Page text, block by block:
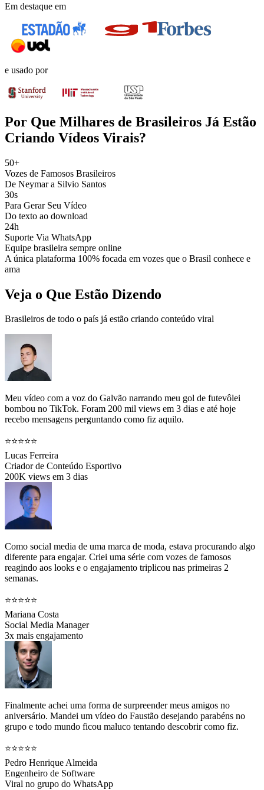
Em destaque em
e usado por
Por Que Milhares de Brasileiros Já Estão
Criando Vídeos Virais?
50+
Vozes de Famosos Brasileiros
De Neymar a Silvio Santos
30s
Para Gerar Seu Vídeo
Do texto ao download
24h
Suporte Via WhatsApp
Equipe brasileira sempre online
A única plataforma 100% focada em vozes que o Brasil conhece e
ama
Veja o Que Estão Dizendo
Brasileiros de todo o país já estão criando conteúdo viral
Meu vídeo com a voz do Galvão narrando meu gol de futevôlei
bombou no TikTok. Foram 200 mil views em 3 dias e até hoje
recebo mensagens perguntando como fiz aquilo.
⭐⭐⭐⭐⭐
Lucas Ferreira
Criador de Conteúdo Esportivo
200K views em 3 dias
Como social media de uma marca de moda, estava procurando algo
diferente para engajar. Criei uma série com vozes de famosos
reagindo aos looks e o engajamento triplicou nas primeiras 2
semanas.
⭐⭐⭐⭐⭐
Mariana Costa
Social Media Manager
3x mais engajamento
Finalmente achei uma forma de surpreender meus amigos no
aniversário. Mandei um vídeo do Faustão desejando parabéns no
grupo e todo mundo ficou maluco tentando descobrir como fiz.
⭐⭐⭐⭐⭐
Pedro Henrique Almeida
Engenheiro de Software
Viral no grupo do WhatsApp